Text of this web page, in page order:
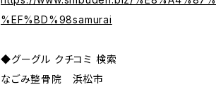
%EF%BD%98samurai
◆グーグル クチコミ 検索
なごみ整骨院 浜松市